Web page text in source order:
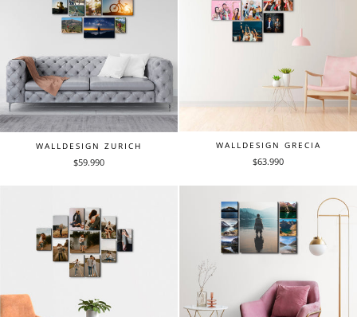
WALLDESIGN ZURICH
$59.990
WALLDESIGN GRECIA
$63.990